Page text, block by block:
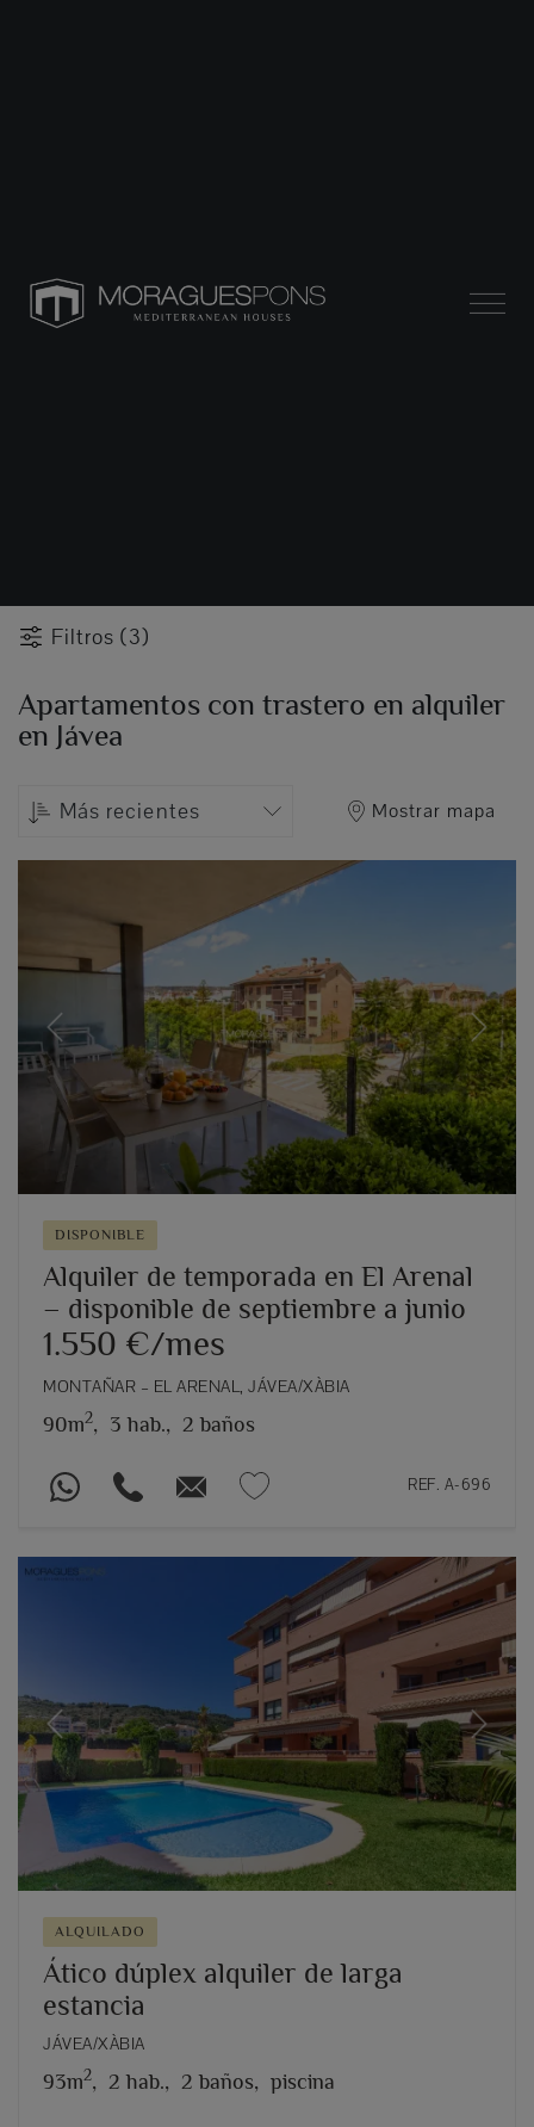
Filtros (3)
Apartamentos con trastero en alquiler
en Jávea
Más recientes Mostrar mapa
Previous Next
DISPONIBLE
Alquiler de temporada en El Arenal
– disponible de septiembre a junio
1.550 €/mes
MONTAÑAR – EL ARENAL, JÁVEA/XÀBIA
90m2, 3 hab., 2 baños
REF. A-696
Previous Next
ALQUILADO
Ático dúplex alquiler de larga
estancia
JÁVEA/XÀBIA
93m2, 2 hab., 2 baños, piscina